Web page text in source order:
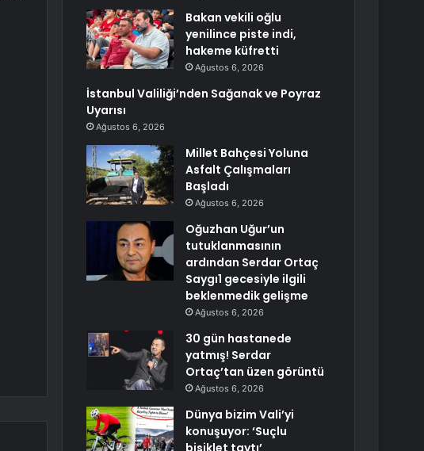
Bakan vekili oğlu
yenilince piste indi,
hakeme küfretti
Ağustos 6, 2026
İstanbul Valiliği’nden Sağanak ve Poyraz
Uyarısı
Ağustos 6, 2026
Millet Bahçesi Yoluna
Asfalt Çalışmaları
Başladı
Ağustos 6, 2026
Oğuzhan Uğur’un
tutuklanmasının
ardından Serdar Ortaç
Saygı1 gecesiyle ilgili
beklenmedik gelişme
Ağustos 6, 2026
30 gün hastanede
yatmış! Serdar
Ortaç’tan üzen görüntü
Ağustos 6, 2026
Dünya bizim Vali’yi
konuşuyor: ‘Suçlu
bisiklet taytı’